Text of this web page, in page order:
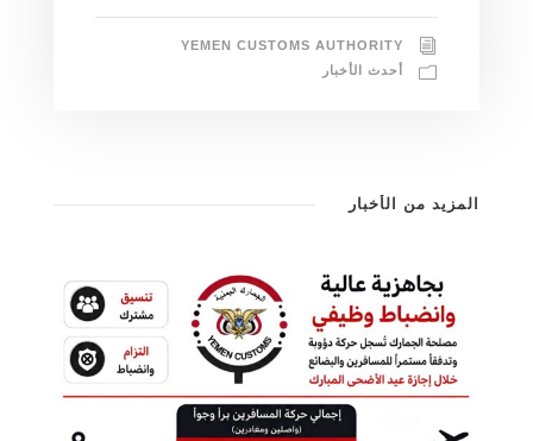
YEMEN CUSTOMS AUTHORITY
أحدث الأخبار
المزيد من الأخبار
وزير المالية يشيد بجهود الجمارك في